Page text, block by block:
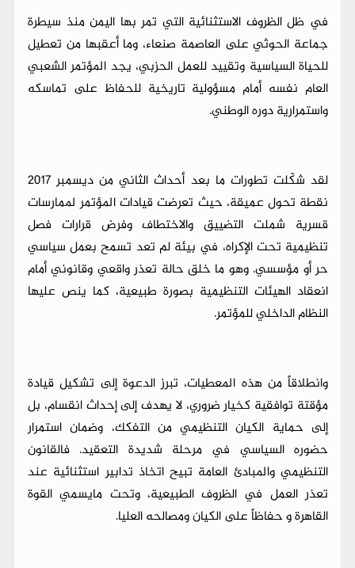
في ظل الظروف الاستثنائية التي تمر بها اليمن منذ سيطرة
جماعة الحوثي على العاصمة صنعاء، وما أعقبها من تعطيل
للحياة السياسية وتقييد للعمل الحزبي، يجد المؤتمر الشعبي
العام نفسه أمام مسؤولية تاريخية للحفاظ على تماسكه
واستمرارية دوره الوطني.
لقد شكّلت تطورات ما بعد أحداث الثاني من ديسمبر 2017
نقطة تحول عميقة، حيث تعرضت قيادات المؤتمر لممارسات
قسرية شملت التضييق والاختطاف وفرض قرارات فصل
تنظيمية تحت الإكراه، في بيئة لم تعد تسمح بعمل سياسي
حر أو مؤسسي. وهو ما خلق حالة تعذر واقعي وقانوني أمام
انعقاد الهيئات التنظيمية بصورة طبيعية، كما ينص عليها
النظام الداخلي للمؤتمر.
وانطلاقاً من هذه المعطيات، تبرز الدعوة إلى تشكيل قيادة
مؤقتة توافقية كخيار ضروري، لا يهدف إلى إحداث انقسام، بل
إلى حماية الكيان التنظيمي من التفكك، وضمان استمرار
حضوره السياسي في مرحلة شديدة التعقيد. فالقانون
التنظيمي والمبادئ العامة تبيح اتخاذ تدابير استثنائية عند
تعذر العمل في الظروف الطبيعية، وتحت مايسمي القوة
القاهرة و حفاظاً على الكيان ومصالحه العليا.